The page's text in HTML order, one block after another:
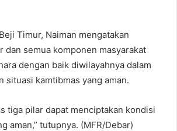
Timur, Naiman mengatakan
dan semua komponen masyarakat
dengan baik diwilayahnya dalam
situasi kamtibmas yang aman.
tiga pilar dapat menciptakan kondisi
aman,” tutupnya. (MFR/Debar)